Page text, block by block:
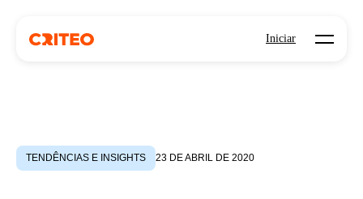
Iniciar Open
TENDÊNCIAS E INSIGHTS 23 DE ABRIL DE 2020